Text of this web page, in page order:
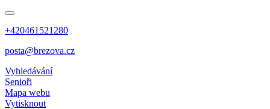
+420461521280
posta@brezova.cz
Vyhledávání
Senioři
Mapa webu
Vytisknout